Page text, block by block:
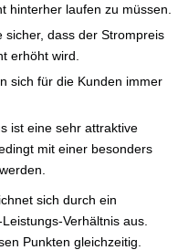
hinterher laufen zu müssen.
sicher, dass der Strompreis
erhöht wird.
sich für die Kunden immer
ist eine sehr attraktive
mit einer besonders
sich durch ein
Verhältnis aus.
Punkten gleichzeitig.